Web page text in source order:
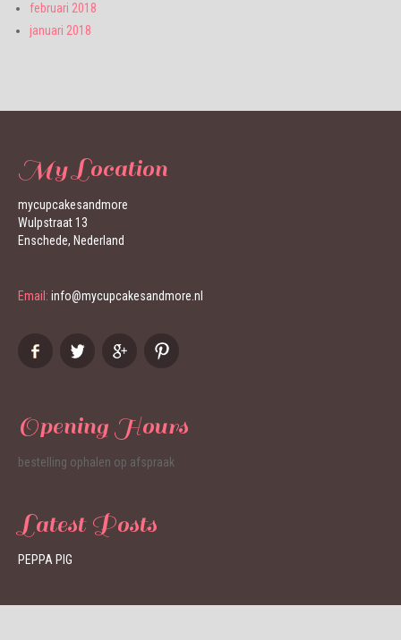
februari 2018
januari 2018
My Location
mycupcakesandmore
Wulpstraat 13
Enschede, Nederland
Email: info@mycupcakesandmore.nl
Opening Hours
bestelling ophalen op afspraak
Latest Posts
PEPPA PIG